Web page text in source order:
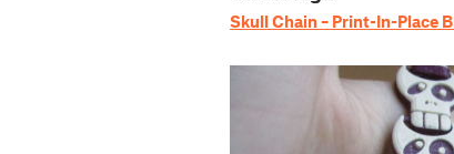
Skull Chain – Print-In-Place